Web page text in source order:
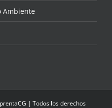
Ambiente
| Todos los derechos